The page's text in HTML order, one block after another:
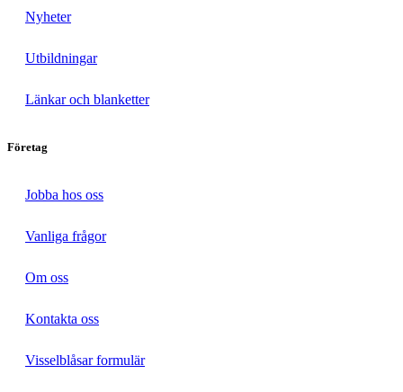
Nyheter
Utbildningar
Länkar och blanketter
Företag
Jobba hos oss
Vanliga frågor
Om oss
Kontakta oss
Visselblåsar formulär